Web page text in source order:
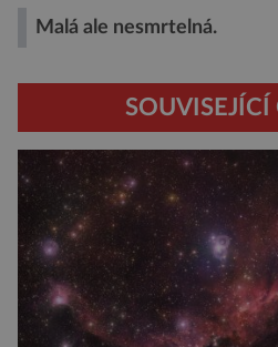
Malá ale nesmrtelná.
SOUVISEJÍCÍ